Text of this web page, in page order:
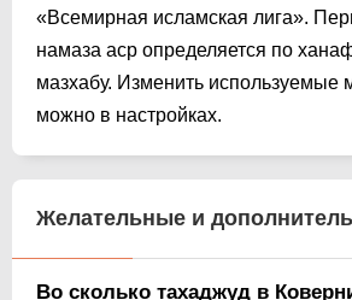
«Всемирная исламская лига».
намаза аср определяется по
мазхабу. Изменить используемые
можно в настройках.
Желательные и
Во сколько тахаджуд в